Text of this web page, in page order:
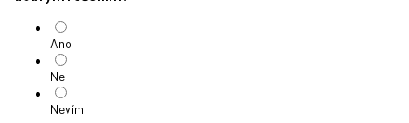
Ano
Ne
Nevím